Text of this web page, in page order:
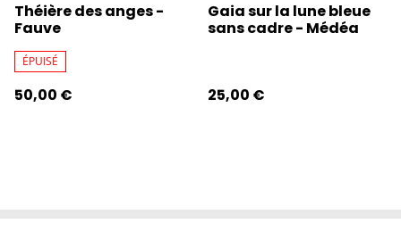
Théière des anges -
Fauve
ÉPUISÉ
50,00 €
Gaia sur la lune bleue
sans cadre - Médéa
25,00 €